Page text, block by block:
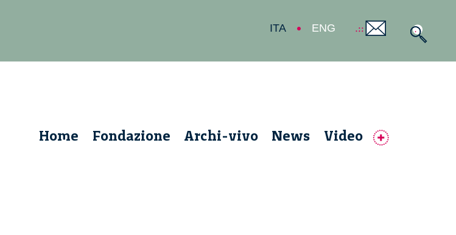
ITA ENG
Home Fondazione Archi-vivo News Video